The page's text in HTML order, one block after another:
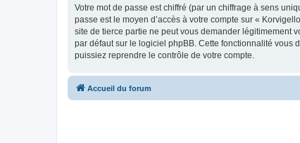
Votre mot de passe est chiffré (par un chiffrage à sens
passe est le moyen d’accès à votre compte sur «
site de tierce partie ne peut vous demander légitimement
par défaut sur le logiciel phpBB. Cette fonctionnalité vous
puissiez reprendre le contrôle de votre compte.
Accueil du forum